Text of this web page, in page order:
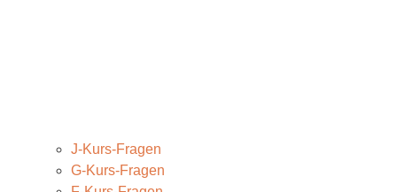
J-Kurs-Fragen
G-Kurs-Fragen